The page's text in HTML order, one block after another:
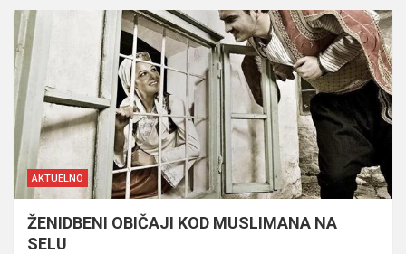
AKTUELNO
ŽENIDBENI OBIČAJI KOD MUSLIMANA NA
SELU